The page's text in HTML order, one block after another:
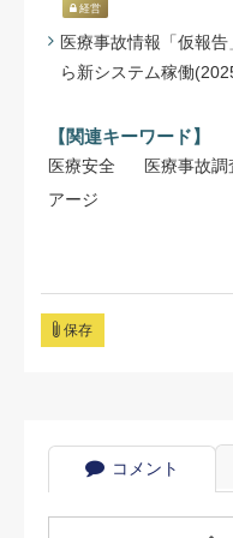
経営
医療事故情報「仮報
ら新システム稼働
【関連キーワード】
医療安全 医療事故調
アージ
保存
コメント